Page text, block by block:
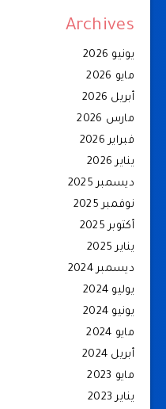
Archives
يونيو 2026
مايو 2026
أبريل 2026
مارس 2026
فبراير 2026
يناير 2026
ديسمبر 2025
نوفمبر 2025
أكتوبر 2025
يناير 2025
ديسمبر 2024
يوليو 2024
يونيو 2024
مايو 2024
أبريل 2024
مايو 2023
يناير 2023